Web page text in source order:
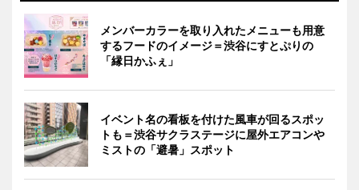
メンバーカラーを取り入れたメニューも用意
するフードのイメージ＝渋谷にすとぷりの
「縁日かふぇ」
イベント名の看板を付けた風車が回るスポッ
トも＝渋谷サクラステージに屋外エアコンや
ミストの「避暑」スポット